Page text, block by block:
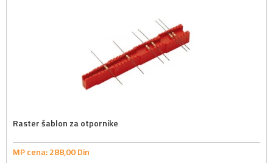
Raster šablon za otpornike
MP cena:288,00Din